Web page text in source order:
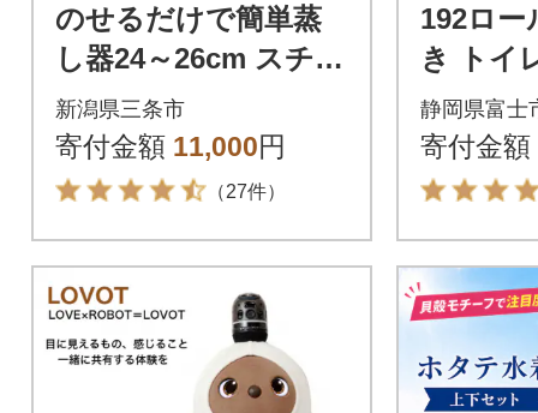
のせるだけで簡単蒸
し器24～26cm スチー
マー 蒸し器 蒸しプレ
ート ステンレス【011
S033】
新潟県三条市
寄付金額 11,000円
（27件）
192ロー
き トイ
ー シン
ー 日用
静岡県富士
寄付金額